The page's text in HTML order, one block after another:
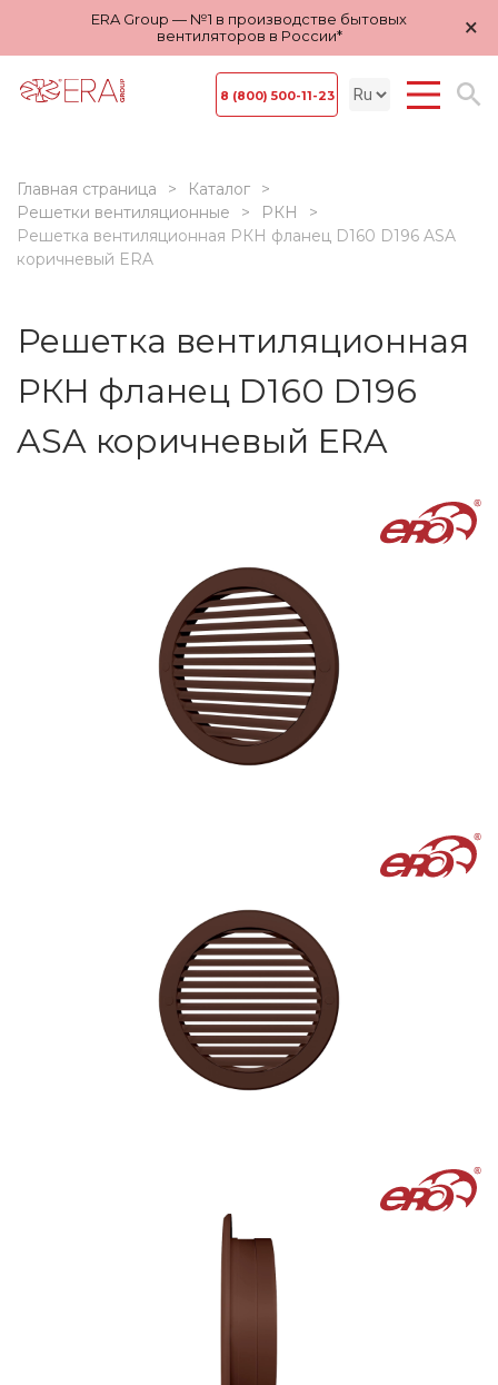
ERA Group — №1 в производстве бытовых
вентиляторов в России*
×
8 (800) 500-11-23
Главная страница
Каталог
Решетки вентиляционные
РКН
Решетка вентиляционная РКН фланец D160 D196 ASA
коричневый ERA
Решетка вентиляционная
РКН фланец D160 D196
ASA коричневый ERA